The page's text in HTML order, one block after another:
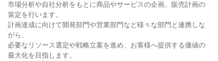
市場分析や自社分析をもとに商品やサービスの企画、販売計画の
策定を行います。
計画達成に向けて開発部門や営業部門など様々な部門と連携しな
がら、
必要なリソース選定や戦略立案を進め、お客様へ提供する価値の
最大化を目指します。